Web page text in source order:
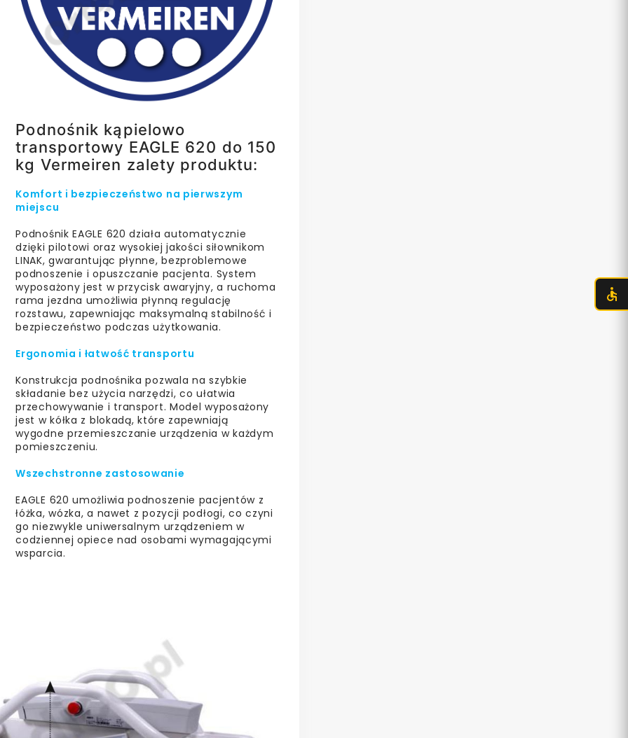
Podnośnik kąpielowo
transportowy EAGLE 620 do 150
kg Vermeiren zalety produktu:
Komfort i bezpieczeństwo na pierwszym
miejscu
Podnośnik EAGLE 620 działa automatycznie
dzięki pilotowi oraz wysokiej jakości siłownikom
LINAK, gwarantując płynne, bezproblemowe
podnoszenie i opuszczanie pacjenta. System
wyposażony jest w przycisk awaryjny, a ruchoma
rama jezdna umożliwia płynną regulację
rozstawu, zapewniając maksymalną stabilność i
bezpieczeństwo podczas użytkowania.
Ergonomia i łatwość transportu
Konstrukcja podnośnika pozwala na szybkie
składanie bez użycia narzędzi, co ułatwia
przechowywanie i transport. Model wyposażony
jest w kółka z blokadą, które zapewniają
wygodne przemieszczanie urządzenia w każdym
pomieszczeniu.
Wszechstronne zastosowanie
EAGLE 620 umożliwia podnoszenie pacjentów z
łóżka, wózka, a nawet z pozycji podłogi, co czyni
go niezwykle uniwersalnym urządzeniem w
codziennej opiece nad osobami wymagającymi
wsparcia.